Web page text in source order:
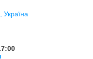
Україна